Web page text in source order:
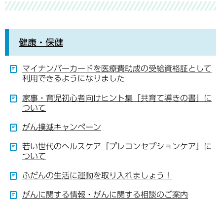
健康・保健
マイナンバーカードを医療費助成の受給資格証として
利用できるようになりました
家事・育児初心者向けヒント集「共育て導きの書」に
ついて
がん撲滅キャンペーン
若い世代のヘルスケア「プレコンセプションケア」に
ついて
ふだんの生活に運動を取り入れましょう！
がんに関する情報・がんに関する相談のご案内